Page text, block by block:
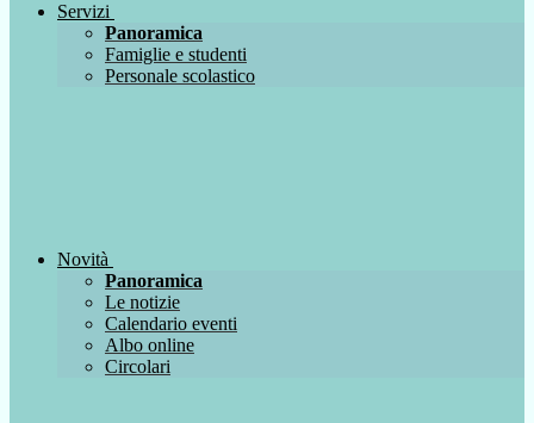
Servizi
Panoramica
Famiglie e studenti
Personale scolastico
Novità
Panoramica
Le notizie
Calendario eventi
Albo online
Circolari